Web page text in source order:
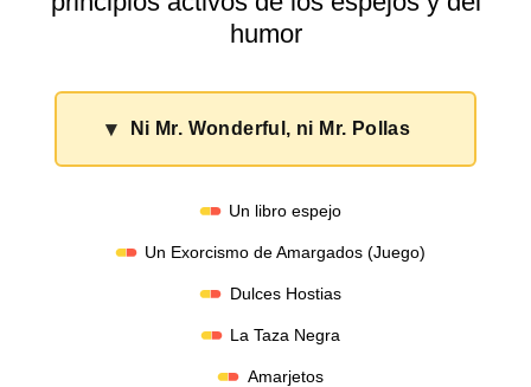
humor
▾ Ni Mr. Wonderful, ni Mr. Pollas
Un libro espejo
Un Exorcismo de Amargados (Juego)
Dulces Hostias
La Taza Negra
Amarjetos